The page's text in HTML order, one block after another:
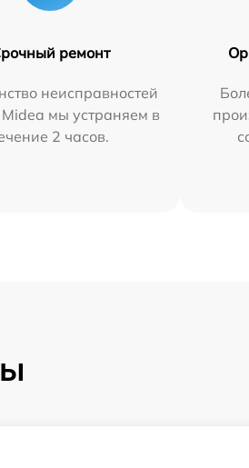
ремонт
неисправностей
мы устраняем в
2 часов.